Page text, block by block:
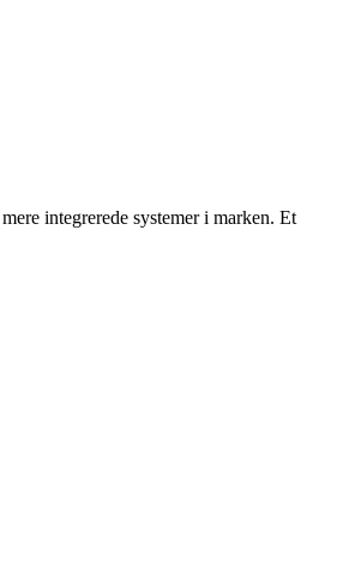
integrerede systemer i marken. Et